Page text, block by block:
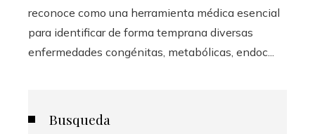
reconoce como una herramienta médica esencial
para identificar de forma temprana diversas
enfermedades congénitas, metabólicas, endoc...
Busqueda